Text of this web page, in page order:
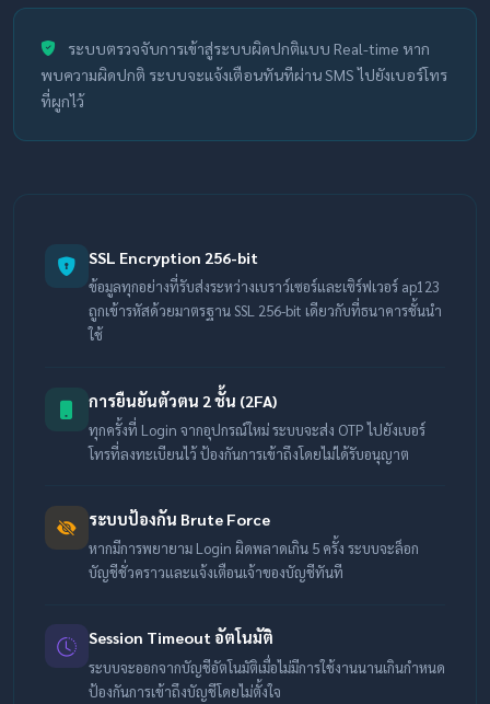
ระบบตรวจจับการเข้าสู่ระบบผิดปกติแบบ Real-time หาก
พบความผิดปกติ ระบบจะแจ้งเตือนทันทีผ่าน SMS ไปยังเบอร์โทร
ที่ผูกไว้
SSL Encryption 256-bit
ข้อมูลทุกอย่างที่รับส่งระหว่างเบราว์เซอร์และเซิร์ฟเวอร์ ap123
ถูกเข้ารหัสด้วยมาตรฐาน SSL 256-bit เดียวกับที่ธนาคารชั้นนำ
ใช้
การยืนยันตัวตน 2 ชั้น (2FA)
ทุกครั้งที่ Login จากอุปกรณ์ใหม่ ระบบจะส่ง OTP ไปยังเบอร์
โทรที่ลงทะเบียนไว้ ป้องกันการเข้าถึงโดยไม่ได้รับอนุญาต
ระบบป้องกัน Brute Force
หากมีการพยายาม Login ผิดพลาดเกิน 5 ครั้ง ระบบจะล็อก
บัญชีชั่วคราวและแจ้งเตือนเจ้าของบัญชีทันที
Session Timeout อัตโนมัติ
ระบบจะออกจากบัญชีอัตโนมัติเมื่อไม่มีการใช้งานนานเกินกำหนด
ป้องกันการเข้าถึงบัญชีโดยไม่ตั้งใจ